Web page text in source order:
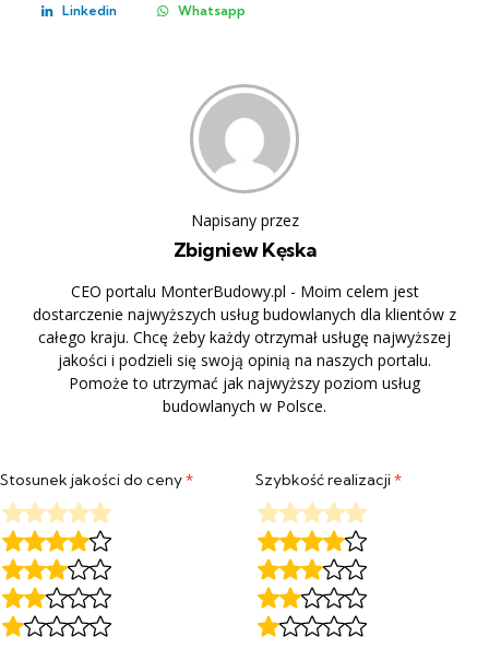
Linkedin Whatsapp
Napisany przez
Zbigniew Kęska
CEO portalu MonterBudowy.pl - Moim celem jest
dostarczenie najwyższych usług budowlanych dla klientów z
całego kraju. Chcę żeby każdy otrzymał usługę najwyższej
jakości i podzieli się swoją opinią na naszych portalu.
Pomoże to utrzymać jak najwyższy poziom usług
budowlanych w Polsce.
Stosunek jakości do ceny* Szybkość realizacji*